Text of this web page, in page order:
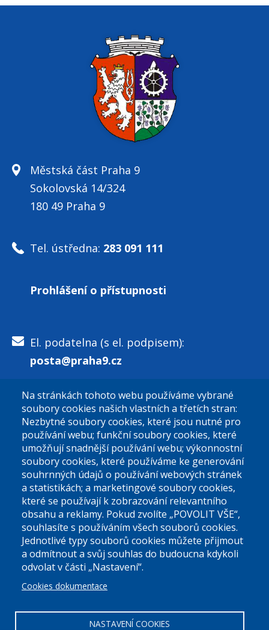
Městská část Praha 9
Sokolovská 14/324
180 49 Praha 9
Tel. ústředna: 283 091 111
Prohlášení o přístupnosti
El. podatelna (s el. podpisem):
posta@praha9.cz
El. podatelna (bez el. podpisu):
podatelna@praha9.cz
Úřední dny:
Po a St: 08.00-12.00; 13.00-18.00
Úřední hodiny
00063894DIČ:CZ00063894
Na stránkách tohoto webu používáme vybrané
soubory cookies našich vlastních a třetích stran:
Nezbytné soubory cookies, které jsou nutné pro
používání webu; funkční soubory cookies, které
umožňují snadnější používání webu; výkonnostní
soubory cookies, které používáme ke generování
souhrnných údajů o používání webových stránek
a statistikách; a marketingové soubory cookies,
které se používají k zobrazování relevantního
obsahu a reklamy. Pokud zvolíte „POVOLIT VŠE“,
souhlasíte s používáním všech souborů cookies.
Jednotlivé typy souborů cookies můžete přijmout
a odmítnout a svůj souhlas do budoucna kdykoli
odvolat v části „Nastavení“.
Cookies dokumentace
NASTAVENÍ COOKIES